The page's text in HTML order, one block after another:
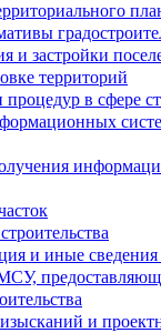
и застройки
территорий
в сфере
и иные сведения
и